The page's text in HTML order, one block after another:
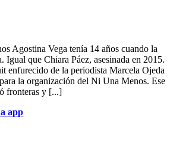
Agostina Vega tenía 14 años cuando la
Igual que Chiara Páez, asesinada en 2015.
enfurecido de la periodista Marcela Ojeda
la organización del Ni Una Menos. Ese
fronteras y [...]
app